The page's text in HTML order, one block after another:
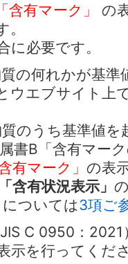
「含有マーク」 の
に必要です。
の何れかが基準
ウエブサイト上
のうち基準値を
書B「含有マー
含有マーク」 の表
「含有状況表示」
ついては3項ご
C 0950：
示を行ってくだ